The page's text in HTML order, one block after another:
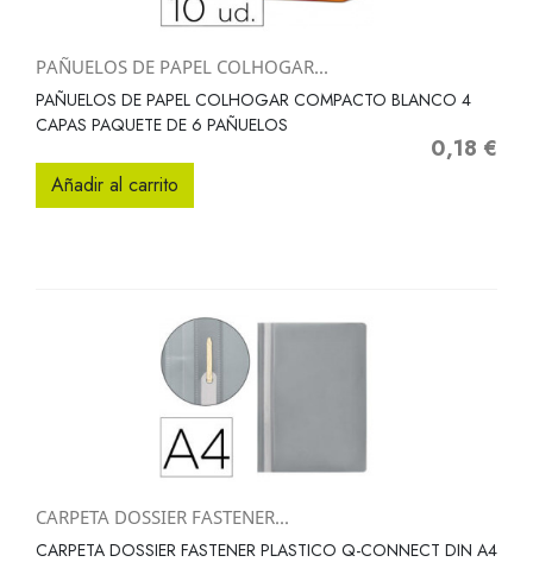
PAÑUELOS DE PAPEL COLHOGAR...
PAÑUELOS DE PAPEL COLHOGAR COMPACTO BLANCO 4
CAPAS PAQUETE DE 6 PAÑUELOS
Precio
0,18 €
Añadir al carrito
CARPETA DOSSIER FASTENER...
CARPETA DOSSIER FASTENER PLASTICO Q-CONNECT DIN A4